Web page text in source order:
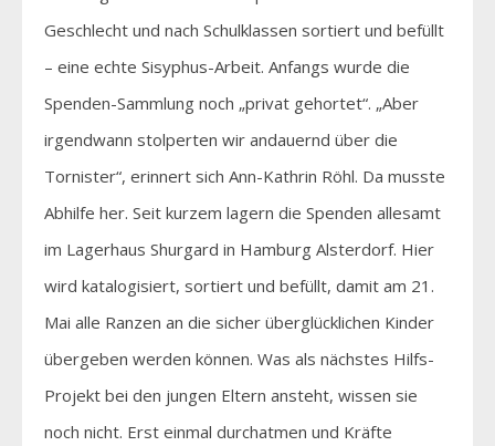
Geschlecht und nach Schulklassen sortiert und befüllt
– eine echte Sisyphus-Arbeit. Anfangs wurde die
Spenden-Sammlung noch „privat gehortet“. „Aber
irgendwann stolperten wir andauernd über die
Tornister“, erinnert sich Ann-Kathrin Röhl. Da musste
Abhilfe her. Seit kurzem lagern die Spenden allesamt
im Lagerhaus Shurgard in Hamburg Alsterdorf. Hier
wird katalogisiert, sortiert und befüllt, damit am 21.
Mai alle Ranzen an die sicher überglücklichen Kinder
übergeben werden können. Was als nächstes Hilfs-
Projekt bei den jungen Eltern ansteht, wissen sie
noch nicht. Erst einmal durchatmen und Kräfte